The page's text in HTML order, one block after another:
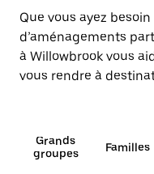
Que vous ayez
d’aménagements
à Willowbrook vous
vous rendre à
Grands
groupes
Familles